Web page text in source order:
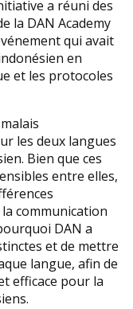
a réuni des
la DAN Academy
qui avait
en
et les protocoles
les deux langues
Bien que ces
entre elles,
communication
DAN a
et de mettre
langue, afin de
efficace pour la